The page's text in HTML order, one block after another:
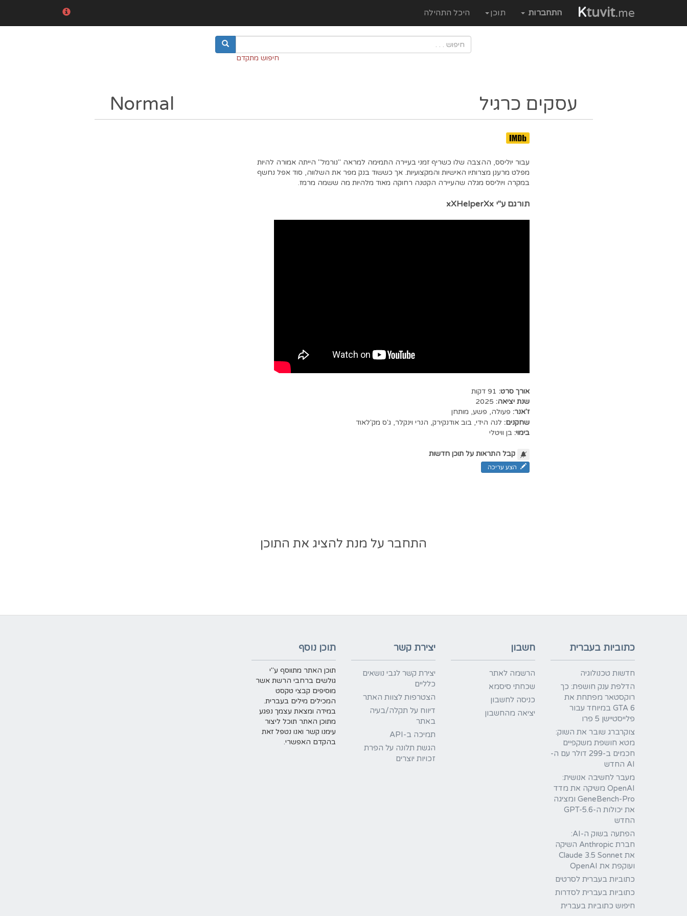
Ktuvit.me התחברות תוכן היכל התהילה
חיפוש מתקדם
עסקים כרגיל Normal
עבור יוליסס, ההצבה שלו כשריף זמני בעיירה התמימה למראה "נורמל" הייתה אמורה להיות
מפלט מרענן מצרותיו האישיות והמקצועיות. אך כששוד בנק מפר את השלווה, סוד אפל נחשף
במקרה ויוליסס מגלה שהעיירה הקטנה רחוקה מאוד מלהיות מה ששמה מרמז.
תורגם ע"י xXHelperXx
אורך סרט: 91 דקות
שנת יציאה: 2025
ז'אנר: פעולה, פשע, מותחן
שחקנים: לנה הידי,בוב אודנקירק, הנרי וינקלר, ג'ס מק'לאוד
בימוי:בן וויטלי
קבל התראות על תוכן חדשות
הצע עריכה
התחבר על מנת להציג את התוכן
כתוביות בעברית
חדשות טכנולוגיה
הדלפת ענק חושפת: כך
רוקסטאר מפתחת את
GTA 6 במיוחד עבור
פלייסטיישן 5 פרו
צוקרברג שובר את השוק:
מטא חושפת משקפיים
חכמים ב-299 דולר עם ה-
AI החדש
מעבר לחשיבה אנושית:
OpenAI משיקה את מדד
GeneBench-Pro ומציגה
את יכולות ה-GPT-5.6
החדש
הפתעה בשוק ה-AI:
חברת Anthropic השיקה
את Claude 3.5 Sonnet
ועוקפת את OpenAI
כתוביות בעברית לסרטים
כתוביות בעברית לסדרות
חיפוש כתוביות בעברית
חשבון
הרשמה לאתר
שכחתי סיסמא
כניסה לחשבון
יציאה מהחשבון
יצירת קשר
יצירת קשר לגבי נושאים
כלליים
הצטרפות לצוות האתר
דיווח על תקלה/בעיה
באתר
תמיכה ב-API
הגשת תלונה על הפרת
זכויות יוצרים
תוכן נוסף
תוכן האתר מתווסף ע"י
גולשים ברחבי הרשת אשר
מוסיפים קבצי טקסט
המכילים מילים בעברית.
במידה ומצאת עצמך נפגע
מתוכן האתר תוכל ליצור
עימנו קשר ואנו נטפל זאת
בהקדם האפשרי.